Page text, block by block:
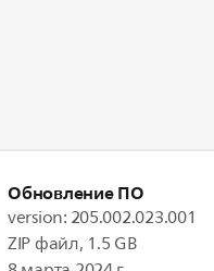
Обновление ПО
version: 205.002.023.001
ZIP файл, 1.5 GB